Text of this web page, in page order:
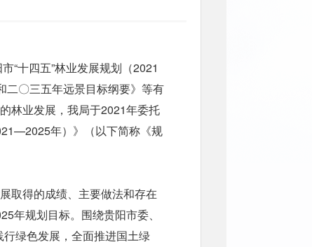
“十四五”林业发展规划（2021
二〇三五年远景目标纲要》等有
林业发展，我局于2021年委托
年）》（以下简称《规
取得的成绩、主要做法和存在
年规划目标。围绕贵阳市委、
绿色发展，全面推进国土绿